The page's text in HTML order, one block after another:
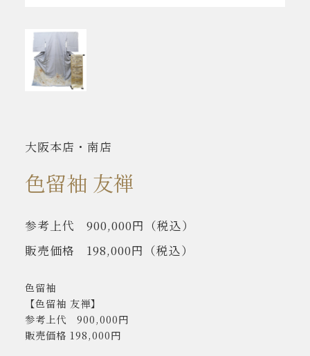
大阪本店・南店
色留袖 友禅
参考上代 900,000円 （税込）
販売価格
198,000円 （税込）
色留袖
【色留袖 友禅】
参考上代 900,000円
販売価格 198,000円